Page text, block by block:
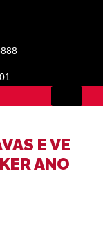
E VE
ANO